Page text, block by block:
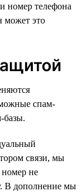
номер телефона
может это
спам-
базы.
связи, мы
номер не
В дополнение мы